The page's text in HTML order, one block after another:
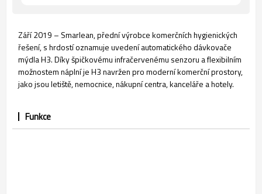
Září 2019 – Smarlean, přední výrobce komerčních hygienických
řešení, s hrdostí oznamuje uvedení automatického dávkovače
mýdla H3. Díky špičkovému infračervenému senzoru a flexibilním
možnostem náplní je H3 navržen pro moderní komerční prostory,
jako jsou letiště, nemocnice, nákupní centra, kanceláře a hotely.
Funkce